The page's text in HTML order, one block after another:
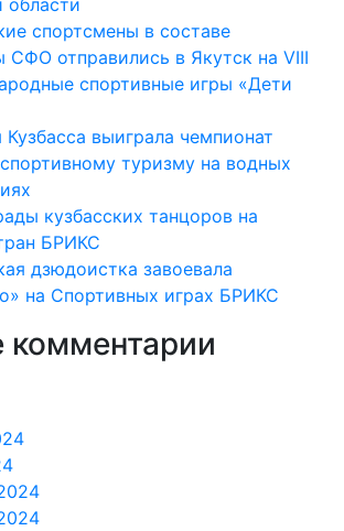
спортсмены в составе
СФО отправились в Якутск на VIII
спортивные игры «Дети
Кузбасса выиграла чемпионат
туризму на водных
кузбасских танцоров на
БРИКС
дзюдоистка завоевала
на Спортивных играх БРИКС